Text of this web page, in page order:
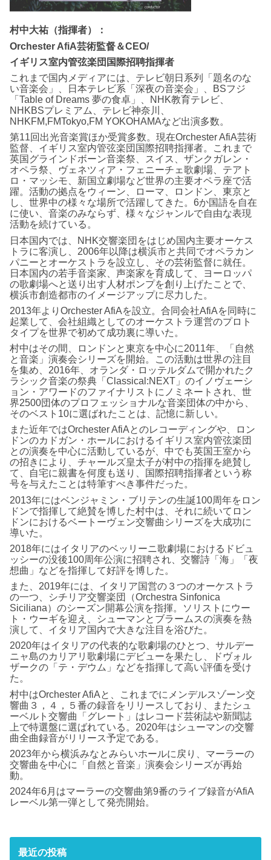
村中大祐（指揮者）：
Orchester AfiA芸術監督＆CEO/
イギリス室内管弦楽団国際招聘指揮者
これまで国内メディアには、テレビ朝日系列「題名のな
い音楽会」、日本テレビ系「深夜の音楽会」、BSフジ
「Table of Dreams 夢の食卓」、NHK教育テレビ、
NHKBSプレミアム、テレビ神奈川、
NHKFM,FMTokyo,FM YOKOHAMAなど出演多数。
第11回出光音楽賞ほか受賞多数。現在Orchester AfiA芸術
監督、イギリス室内管弦楽団国際招聘指揮者。これまで
英国グラインドボーン音楽祭、スイス、ザンクガレン・
オペラ祭、ヴェネツィア・フェニーチェ歌劇場、テアト
ロ・マッシモ、新国立劇場など世界の主要オペラ座で活
躍。活動の拠点をウィーン、ローマ、ロンドン、東京と
し、世界中の様々な場所で活躍してきた。6か国語を自在
に使い、音楽のみならず、様々なジャンルで自由な表現
活動を続けている。
日本国内では、NHK交響楽団をはじめ国内主要オーケス
トラに客演し、2006年以降は横浜市と共同でオペラカン
パニーとオーケストラを設立し、その芸術監督に就任。
日本国内の若手音楽家、声楽家を育成して、ヨーロッパ
の歌劇場へと送り出す人材ポンプを創り上げたことで、
横浜市創造都市のイメージアップに尽力した。
2013年よりOrchester AfiAを設立。合同会社AfiAを同時に
起業して、会社組織としてのオーケストラ運営のプロト
タイプを世界で初めて成功裏に導いた。
村中はその間、ロンドンと東京を中心に2011年、「自然
と音楽」演奏会シリーズを開始。この活動は世界の注目
を集め、2016年、オランダ・ロッテルダムで開かれたク
ラシック音楽の祭典「Classical:NEXT」のイノヴェーシ
ョン・アワードのファイナリストにノミネートされ、世
界2500団体のプロフェッショナルな音楽団体の中から、
そのベスト10に選ばれたことは、記憶に新しい。
また近年ではOrchester AfiAとのレコーディングや、ロン
ドンのカドガン・ホールにおけるイギリス室内管弦楽団
との演奏を中心に活動しているが、中でも英国王室から
の招きにより、チャールズ皇太子が村中の指揮を絶賛し
て、自宅に親書を何度も送り、国際招聘指揮者という称
号を与えたことは特筆すべき事件だった。
2013年にはベンジャミン・ブリテンの生誕100周年をロン
ドンで指揮して絶賛を博した村中は、それに続いてロン
ドンにおけるベートーヴェン交響曲シリーズを大成功に
導いた。
2018年にはイタリアのベッリーニ歌劇場におけるドビュ
ッシーの没後100周年公演に招聘され、交響詩「海」「夜
想曲」などを指揮して好評を博した。
また、2019年には、イタリア国営の３つのオーケストラ
の一つ、シチリア交響楽団（Orchestra Sinfonica
Siciliana）のシーズン開幕公演を指揮。ソリストにウー
ト・ウーギを迎え、シューマンとブラームスの演奏を熱
演して、イタリア国内で大きな注目を浴びた。
2020年はイタリアの代表的な歌劇場のひとつ、サルデー
ニャ島のカリアリ歌劇場にデビューを果たし、ドヴォル
ザークの「テ・デウム」などを指揮して高い評価を受け
た。
村中はOrchester AfiAと、これまでにメンデルスゾーン交
響曲３，４，５番の録音をリリースしており、またシュ
ーベルト交響曲「グレート」はレコード芸術誌や新聞誌
上で特選盤に選ばれている。2020年はシューマンの交響
曲全曲録音がリリース予定である。
2023年から横浜みなとみらいホールに戻り、マーラーの
交響曲を中心に「自然と音楽」演奏会シリーズが再始
動。
2024年6月はマーラーの交響曲第9番のライブ録音がAfiA
レーベル第一弾として発売開始。
最近の投稿